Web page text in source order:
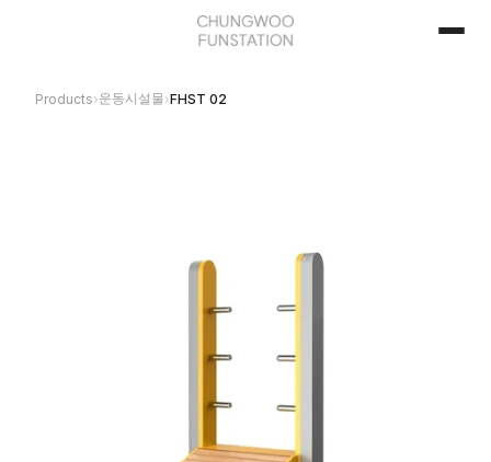
Products›운동시설물›FHST 02